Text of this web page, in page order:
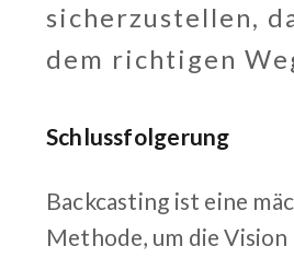
sicherzustellen,
dem richtigen
Schlussfolgerung
Backcasting ist eine
Methode, um die Vision